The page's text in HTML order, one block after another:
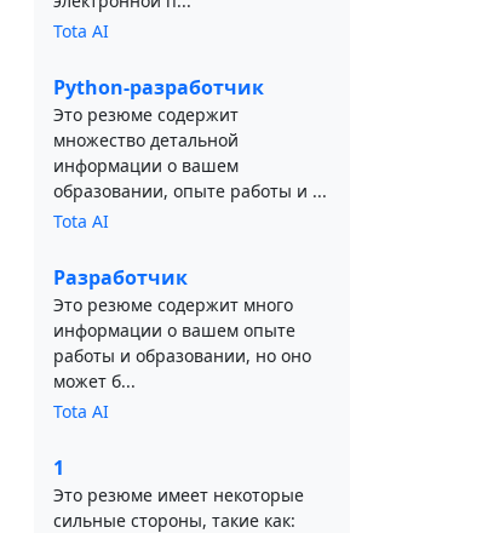
Tota AI
Python-разработчик
Это резюме содержит
множество детальной
информации о вашем
образовании, опыте работы и ...
Tota AI
Разработчик
Это резюме содержит много
информации о вашем опыте
работы и образовании, но оно
может б...
Tota AI
1
Это резюме имеет некоторые
сильные стороны, такие как: